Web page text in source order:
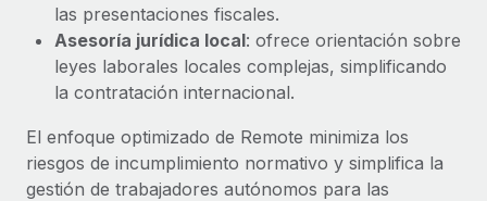
Pento se convierte en un empleador equitativo
con Remote
Gestionar las nóminas internamente es complicado. Tardas
Más información
las presentaciones fiscales.
Asesoría jurídica local: ofrece orientación sobre
leyes laborales locales complejas, simplificando
la contratación internacional.
El enfoque optimizado de Remote minimiza los
riesgos de incumplimiento normativo y simplifica la
gestión de trabajadores autónomos para las